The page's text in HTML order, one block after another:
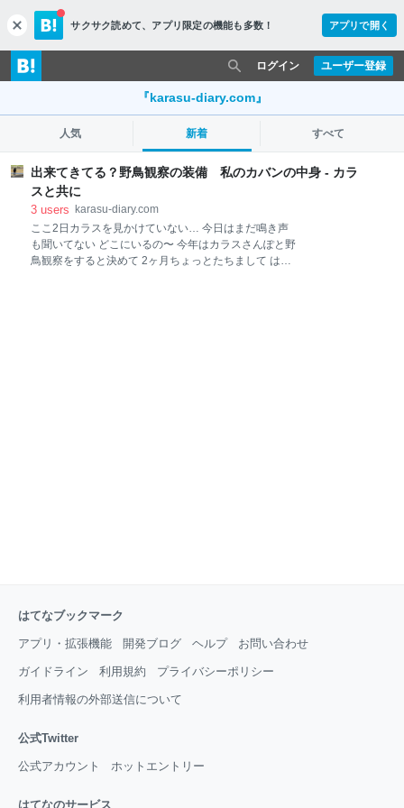
c
l
o
s
サクサク読めて、 アプリ限定の機能も多数！ アプリで開く
ユーザー登録
ログイン
『karasu-diary.com』
人気 新着 すべて
出来てきてる？野鳥観察の装備 私のカバンの中身 - カラ
スと共に
3 users
karasu-diary.com
ここ2日カラスを見かけていない… 今日はまだ鳴き声
も聞いてない どこにいるの〜 今年はカラスさんぽと野
鳥観察をすると決めて 2ヶ月ちょっとたちまして はじ
はてなブックマーク
アプリ・拡張機能 開発ブログ ヘルプ お問い合わせ
ガイドライン 利用規約 プライバシーポリシー
利用者情報の外部送信について
公式Twitter
公式アカウント ホットエントリー
はてなのサービス